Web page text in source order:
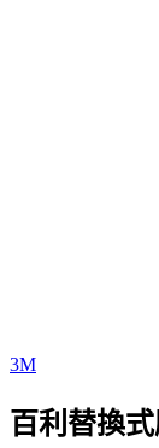
3M
百利替換